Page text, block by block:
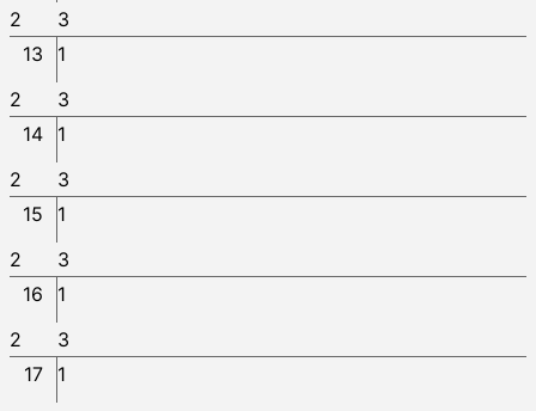
2
3
13
1
2
3
14
1
2
3
15
1
2
3
16
1
2
3
17
1